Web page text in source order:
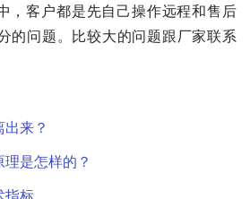
，客户都是先自己操作远程和售后
的问题。比较大的问题跟厂家联系
来？
是怎样的？
指标